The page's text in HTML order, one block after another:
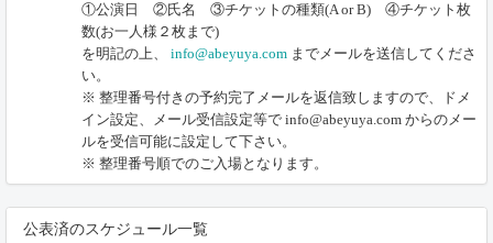
①公演日 ②氏名 ③チケットの種類(A or B) ④チケット枚
数(お一人様２枚まで)
を明記の上、 info@abeyuya.com までメールを送信してくださ
い。
※ 整理番号付きの予約完了メールを返信致しますので、ドメ
イン設定、メール受信設定等で info@abeyuya.com からのメー
ルを受信可能に設定して下さい。
※ 整理番号順でのご入場となります。
公表済のスケジュール一覧